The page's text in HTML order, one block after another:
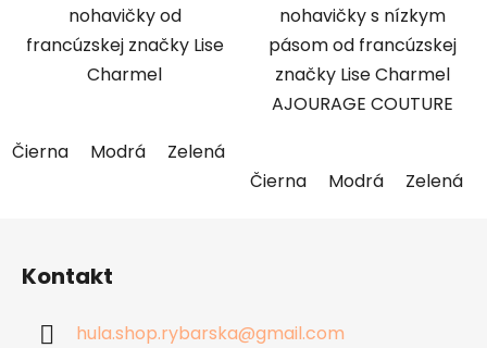
nohavičky od
francúzskej značky Lise
Charmel
Čierna Modrá Zelená
nohavičky s nízkym
pásom od francúzskej
značky Lise Charmel
AJOURAGE COUTURE
Čierna Modrá Zelená
Kontakt
hula.shop.rybarska@gmail.com